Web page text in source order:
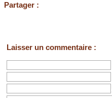
Partager :
Laisser un commentaire :